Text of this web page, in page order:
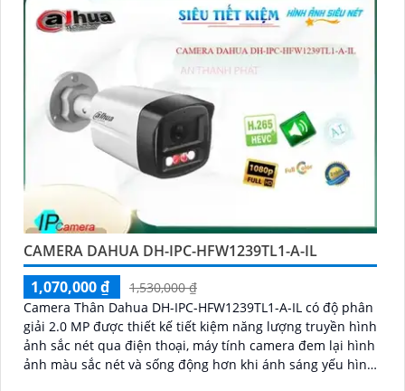
CAMERA DAHUA DH-IPC-HFW1239TL1-A-IL
1,070,000 ₫
1,530,000 ₫
Camera Thân Dahua DH-IPC-HFW1239TL1-A-IL có độ phân
giải 2.0 MP được thiết kế tiết kiệm năng lượng truyền hình
ảnh sắc nét qua điện thoại, máy tính camera đem lại hình
ảnh màu sắc nét và sống động hơn khi ánh sáng yếu hình